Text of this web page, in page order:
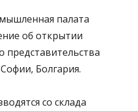
палата
об открытии
представительства
Болгария.
со склада